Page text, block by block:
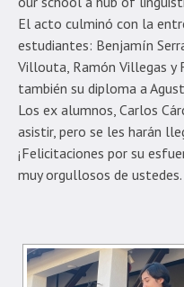
El acto culminó con la
estudiantes: Benjamín
Villouta, Ramón Villegas y
también su diploma a
Los ex alumnos, Carlos
asistir, pero se les harán
¡Felicitaciones por su
muy orgullosos de ustedes.